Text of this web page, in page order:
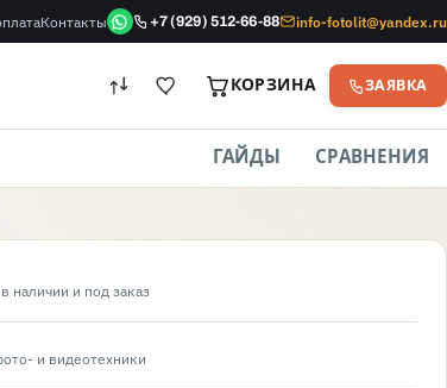
Контакты +7 (929) 512-66-88 info-fotolit@yandex.ru
КОРЗИНА ЗАЯВКА
ГАЙДЫ СРАВНЕНИЯ
наличии и под заказ
и видеотехники